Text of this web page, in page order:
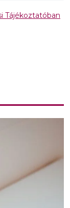
Tájékoztatóban